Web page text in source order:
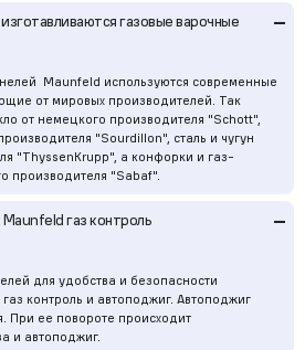
газовые варочные
–
Maunfeld используются современные
от мировых производителей. Так
от немецкого производителя "Schott",
"Sourdillon", сталь и чугун
"ThyssenKrupp", а конфорки и газ-
производителя "Sabaf".
газ контроль
–
для удобства и безопасности
контроль и автоподжиг. Автоподжиг
При ее повороте происходит
и автоподжиг.